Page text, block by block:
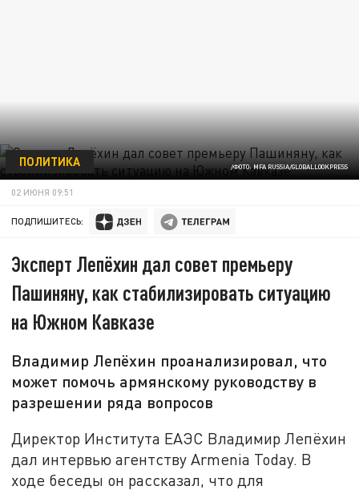
/ФОТО: MFA RUSSIA/GLOBALLOOKPRESS
ПОЛИТИКА
02 ИЮНЯ 09:51
ПОДПИШИТЕСЬ:
Эксперт Лепёхин дал совет премьеру
Пашиняну, как стабилизировать ситуацию
на Южном Кавказе
Владимир Лепёхин проанализировал, что
может помочь армянскому руководству в
разрешении ряда вопросов
Директор Института ЕАЭС Владимир Лепёхин
дал интервью агентству Armenia Today. В
ходе беседы он рассказал, что для